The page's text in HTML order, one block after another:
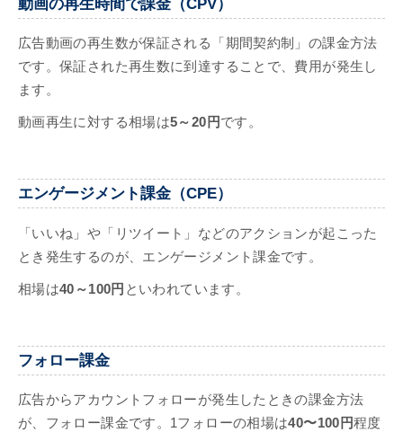
広告動画の再生数が保証される「期間契約制」の課金方法
です。保証された再生数に到達することで、費用が発生し
ます。
動画再生に対する相場は5～20円です。
エンゲージメント課金（CPE）
「いいね」や「リツイート」などのアクションが起こった
とき発生するのが、エンゲージメント課金です。
相場は40～100円 といわれています。
フォロー課金
広告からアカウントフォローが発生したときの課金方法
が、フォロー課金です。1フォローの相場は40〜100円程度